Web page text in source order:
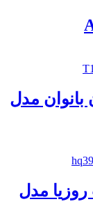
مدل
مدل